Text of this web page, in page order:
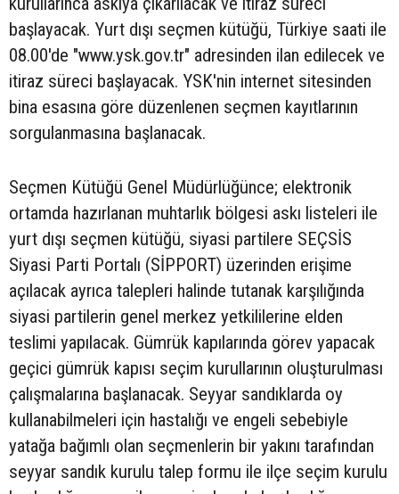
başlayacak. Yurt dışı seçmen kütüğü, Türkiye saati ile
08.00'de "www.ysk.gov.tr" adresinden ilan edilecek ve
itiraz süreci başlayacak. YSK'nin internet sitesinden
bina esasına göre düzenlenen seçmen kayıtlarının
sorgulanmasına başlanacak.
Seçmen Kütüğü Genel Müdürlüğünce; elektronik
ortamda hazırlanan muhtarlık bölgesi askı listeleri ile
yurt dışı seçmen kütüğü, siyasi partilere SEÇSİS
Siyasi Parti Portalı (SİPPORT) üzerinden erişime
açılacak ayrıca talepleri halinde tutanak karşılığında
siyasi partilerin genel merkez yetkililerine elden
teslimi yapılacak. Gümrük kapılarında görev yapacak
geçici gümrük kapısı seçim kurullarının oluşturulması
çalışmalarına başlanacak. Seyyar sandıklarda oy
kullanabilmeleri için hastalığı ve engeli sebebiyle
yatağa bağımlı olan seçmenlerin bir yakını tarafından
seyyar sandık kurulu talep formu ile ilçe seçim kurulu